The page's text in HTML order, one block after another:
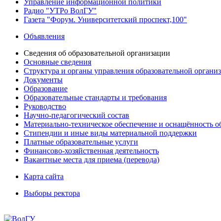
Управление информационной политики
Радио "УТРо ВолГУ"
Газета "Форум. Университетский проспект,100"
Объявления
Сведения об образовательной организации
Основные сведения
Структура и органы управления образовательной
Документы
Образование
Образовательные стандарты и требования
Руководство
Научно-педагогический состав
Материально-техническое обеспечение и оснащённость
Стипендии и иные виды материальной поддержки
Платные образовательные услуги
Финансово-хозяйственная деятельность
Вакантные места для приема (перевода)
Карта сайта
Выборы ректора